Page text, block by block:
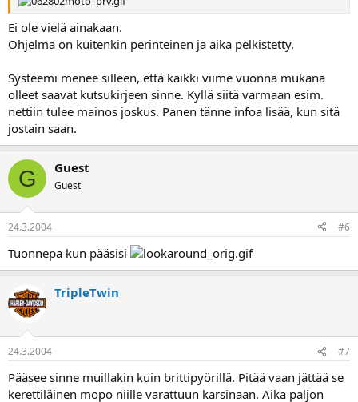
Ei ole vielä ainakaan.
Ohjelma on kuitenkin perinteinen ja aika pelkistetty.
Systeemi menee silleen, että kaikki viime vuonna mukana
olleet saavat kutsukirjeen sinne. Kyllä siitä varmaan esim.
nettiin tulee mainos joskus. Panen tänne infoa lisää, kun sitä
jostain saan.
G Guest
Guest
24.3.2004 #6
Tuonnepa kun pääsisi
TripleTwin
24.3.2004 #7
Pääsee sinne muillakin kuin brittipyörillä. Pitää vaan jättää se
kerettiläinen mopo niille varattuun karsinaan. Aika paljon